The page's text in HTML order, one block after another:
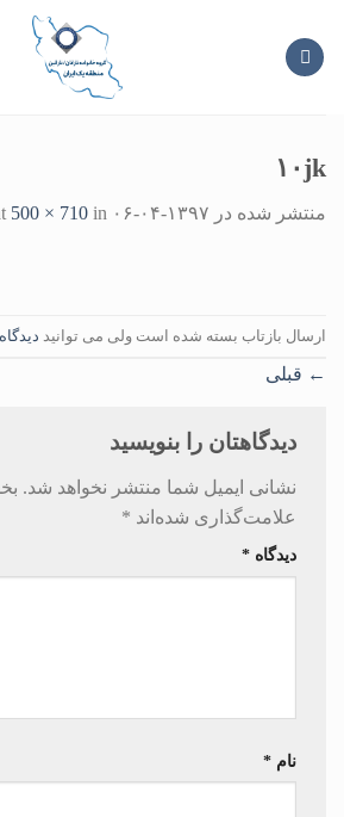
content
۱۰jk
منتشر شده در ۱۳۹۷-۰۴-۰۶ 500 × 710 in
ارسال بازتاب بسته شده است ولی می توانید
← قبلی
دیدگاهتان را بنویسید
نشانی ایمیل شما منتشر نخواهد شد.
علامت‌گذاری شده‌اند *
دیدگاه *
نام *